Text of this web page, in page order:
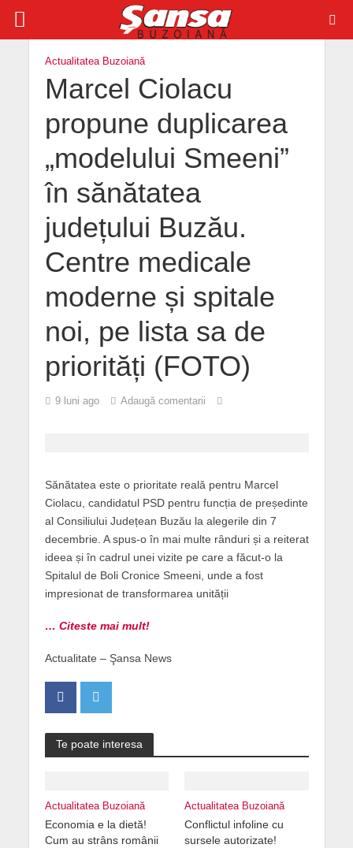
Actualitatea Buzoiană
Marcel Ciolacu
propune duplicarea
„modelului Smeeni”
în sănătatea
județului Buzău.
Centre medicale
moderne și spitale
noi, pe lista sa de
priorități (FOTO)
9 luni ago Adaugă comentarii
Sănătatea este o prioritate reală pentru Marcel
Ciolacu, candidatul PSD pentru funcția de președinte
al Consiliului Județean Buzău la alegerile din 7
decembrie. A spus-o în mai multe rânduri și a reiterat
ideea și în cadrul unei vizite pe care a făcut-o la
Spitalul de Boli Cronice Smeeni, unde a fost
impresionat de transformarea unității
… Citeste mai mult!
Actualitate – Şansa News
Te poate interesa
Actualitatea Buzoiană
Economia e la dietă!
Cum au strâns românii
Actualitatea Buzoiană
Conflictul infoline cu
sursele autorizate!